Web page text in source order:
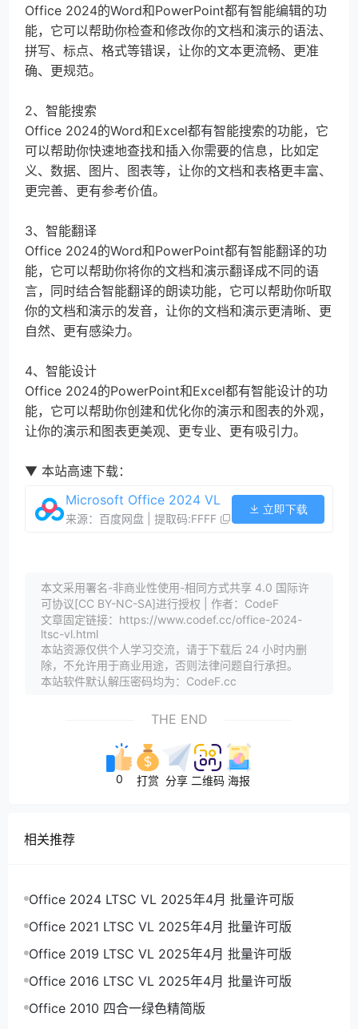
Office 2024的Word和PowerPoint都有智能编辑的功
能，它可以帮助你检查和修改你的文档和演示的语法、
拼写、标点、格式等错误，让你的文本更流畅、更准
确、更规范。
2、智能搜索
Office 2024的Word和Excel都有智能搜索的功能，它
可以帮助你快速地查找和插入你需要的信息，比如定
义、数据、图片、图表等，让你的文档和表格更丰富、
更完善、更有参考价值。
3、智能翻译
Office 2024的Word和PowerPoint都有智能翻译的功
能，它可以帮助你将你的文档和演示翻译成不同的语
言，同时结合智能翻译的朗读功能，它可以帮助你听取
你的文档和演示的发音，让你的文档和演示更清晰、更
自然、更有感染力。
4、智能设计
Office 2024的PowerPoint和Excel都有智能设计的功
能，它可以帮助你创建和优化你的演示和图表的外观，
让你的演示和图表更美观、更专业、更有吸引力。
▼ 本站高速下载：
Microsoft Office 2024 VL
来源：百度网盘 | 提取码:FFFF
立即下载
本文采用署名-非商业性使用-相同方式共享 4.0 国际许
可协议[CC BY-NC-SA]进行授权 | 作者：CodeF
文章固定链接：https://www.codef.cc/office-2024-
ltsc-vl.html
本站资源仅供个人学习交流，请于下载后 24 小时内删
除，不允许用于商业用途，否则法律问题自行承担。
本站软件默认解压密码均为：CodeF.cc
THE END
0 打赏 分享 二维码 海报
相关推荐
Office 2024 LTSC VL 2025年4月 批量许可版
Office 2021 LTSC VL 2025年4月 批量许可版
Office 2019 LTSC VL 2025年4月 批量许可版
Office 2016 LTSC VL 2025年4月 批量许可版
Office 2010 四合一绿色精简版